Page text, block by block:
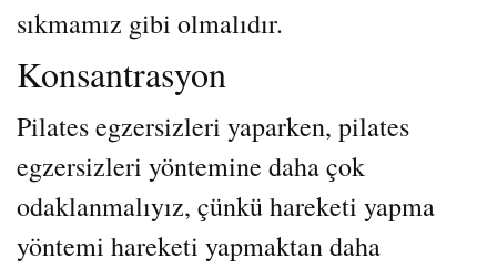
sıkmamız gibi olmalıdır.
Konsantrasyon
Pilates egzersizleri yaparken, pilates
egzersizleri yöntemine daha çok
odaklanmalıyız, çünkü hareketi yapma
yöntemi hareketi yapmaktan daha